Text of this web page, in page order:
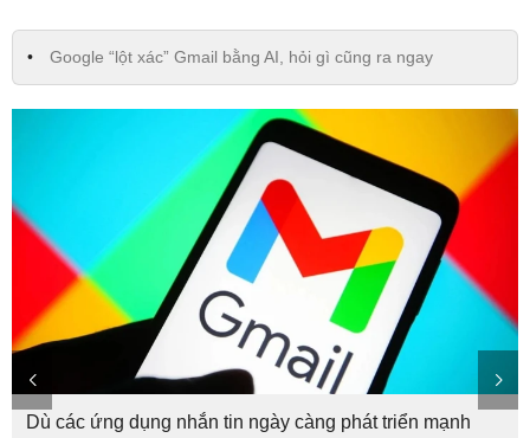
Google “lột xác” Gmail bằng AI, hỏi gì cũng ra ngay
Dù các ứng dụng nhắn tin ngày càng phát triển mạnh